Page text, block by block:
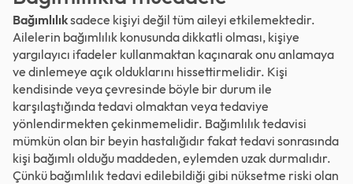
Bağımlılıksadece kişiyi değil tüm aileyi etkilemektedir.
Ailelerin bağımlılık konusunda dikkatli olması, kişiye
yargılayıcı ifadeler kullanmaktan kaçınarak onu anlamaya
ve dinlemeye açık olduklarını hissettirmelidir. Kişi
kendisinde veya çevresinde böyle bir durum ile
karşılaştığında tedavi olmaktan veya tedaviye
yönlendirmekten çekinmemelidir. Bağımlılık tedavisi
mümkün olan bir beyin hastalığıdır fakat tedavi sonrasında
kişi bağımlı olduğu maddeden, eylemden uzak durmalıdır.
Çünkü bağımlılık tedavi edilebildiği gibi nüksetme riski olan